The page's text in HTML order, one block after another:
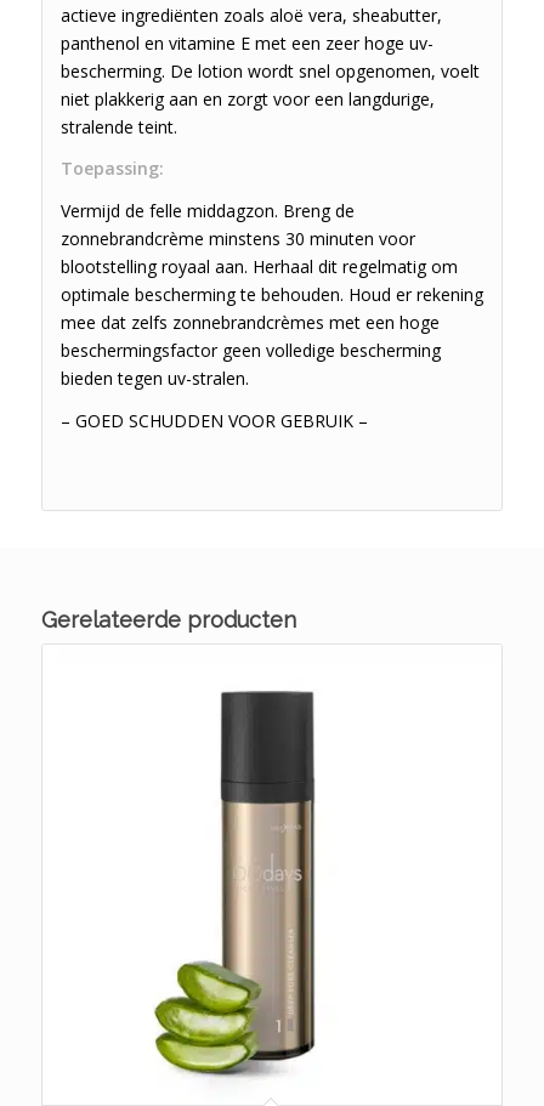
actieve ingrediënten zoals aloë vera, sheabutter,
panthenol en vitamine E met een zeer hoge uv-
bescherming. De lotion wordt snel opgenomen, voelt
niet plakkerig aan en zorgt voor een langdurige,
stralende teint.
Toepassing:
Vermijd de felle middagzon. Breng de
zonnebrandcrème minstens 30 minuten voor
blootstelling royaal aan. Herhaal dit regelmatig om
optimale bescherming te behouden. Houd er rekening
mee dat zelfs zonnebrandcrèmes met een hoge
beschermingsfactor geen volledige bescherming
bieden tegen uv-stralen.
– GOED SCHUDDEN VOOR GEBRUIK –
Gerelateerde producten